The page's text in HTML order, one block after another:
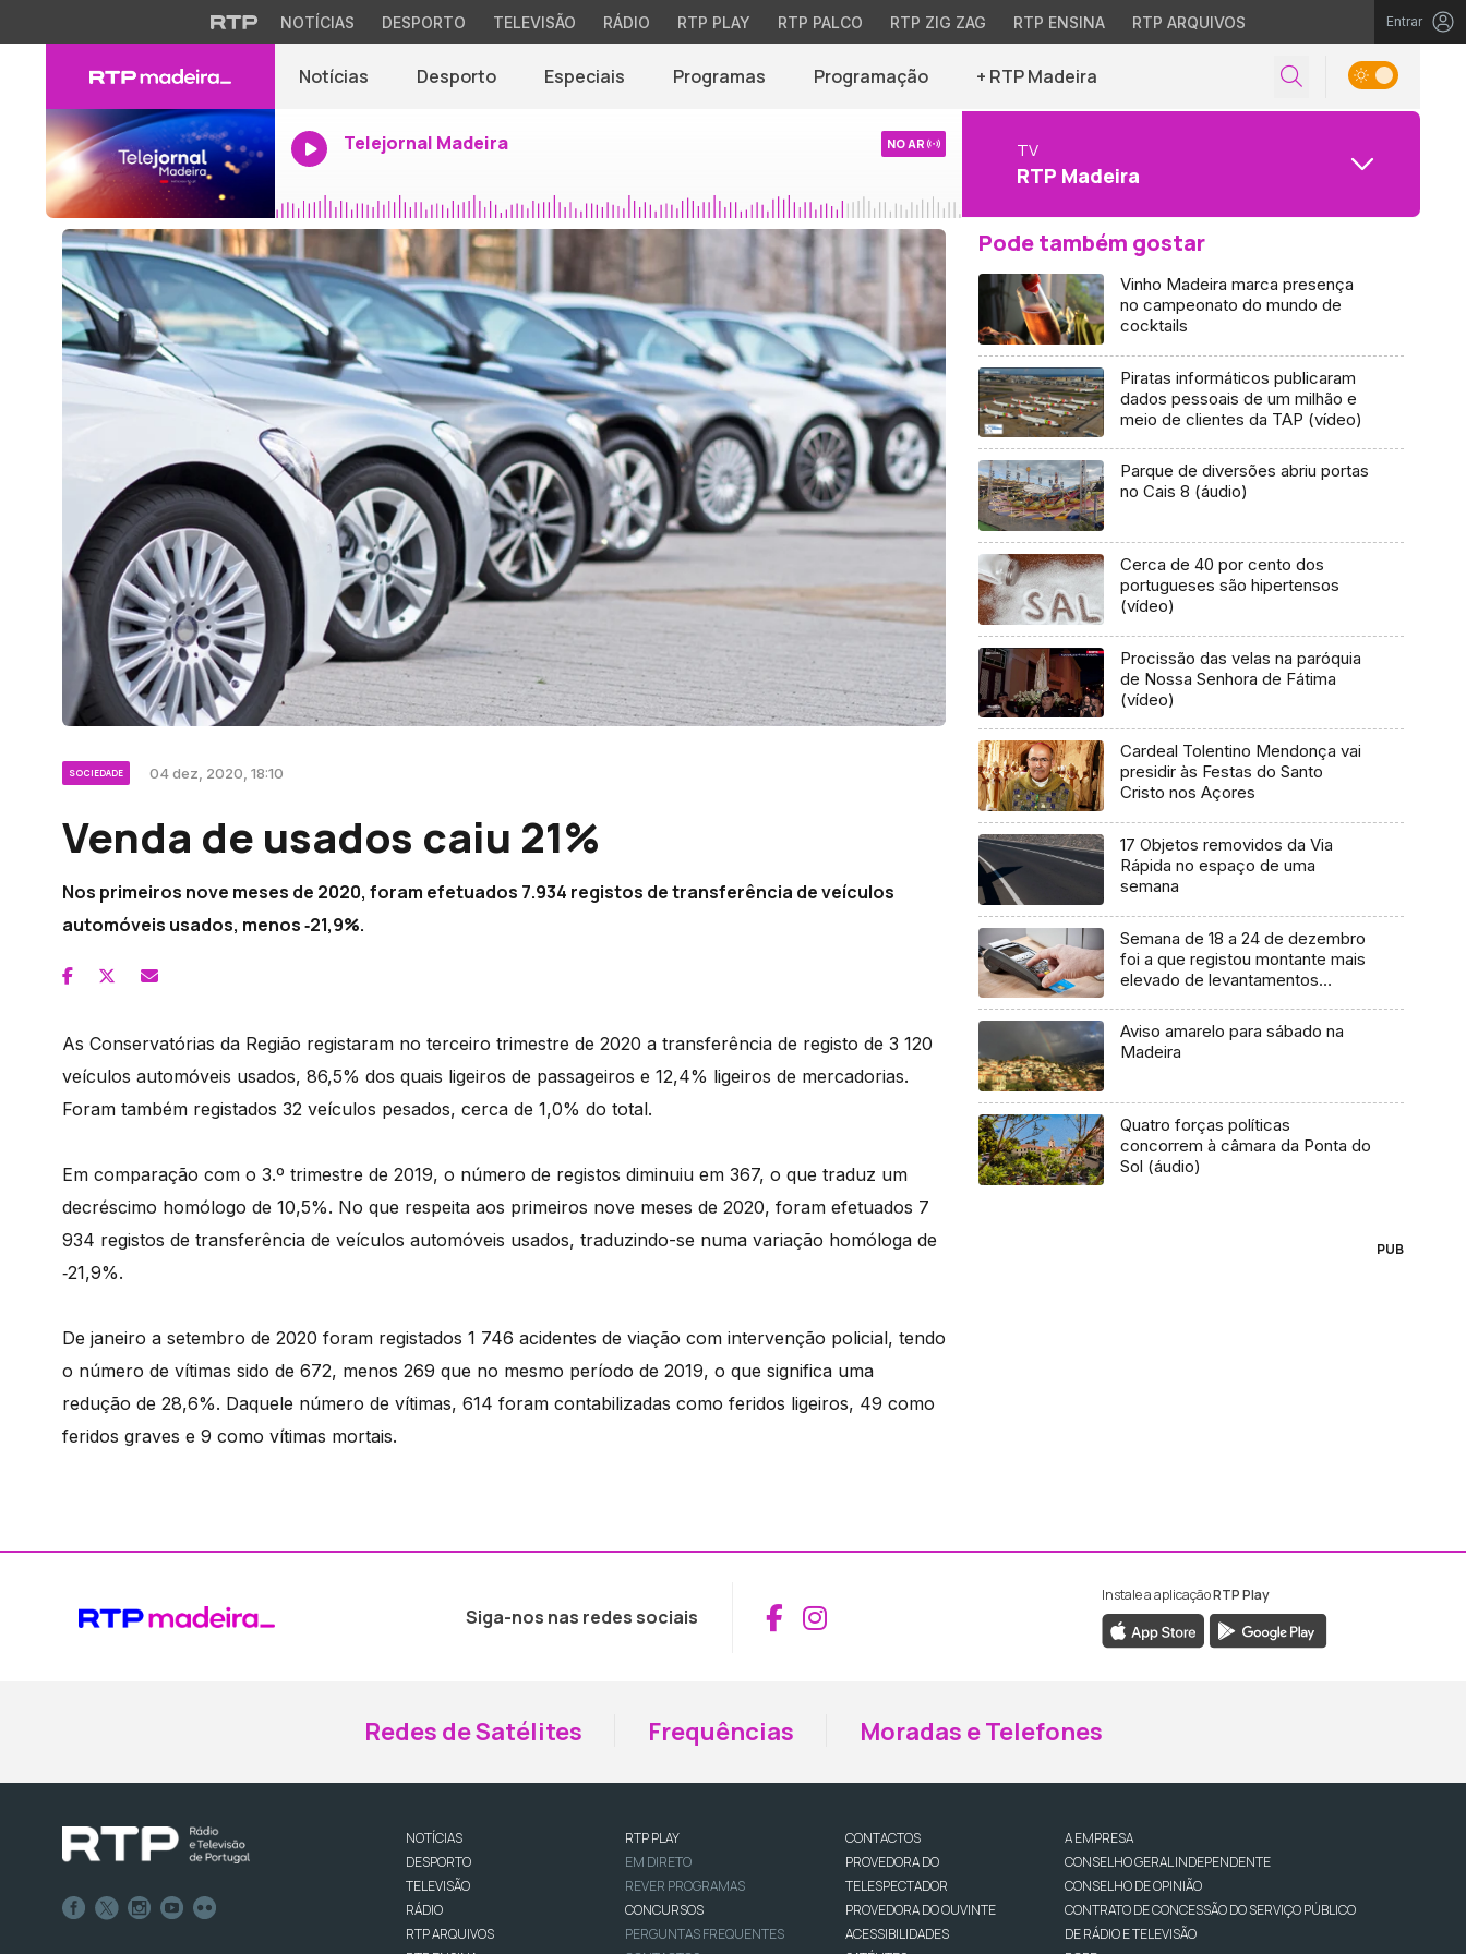
NOTÍCIAS DESPORTO TELEVISÃO RÁDIO RTP PLAY RTP PALCO RTP ZIG ZAG RTP ENSINA RTP ARQUIVOS Entrar
Notícias Desporto Especiais Programas Programação + RTP Madeira
Telejornal Madeira NO AR TV
RTP Madeira
SOCIEDADE 04 dez, 2020, 18:10
Venda de usados caiu 21%
Nos primeiros nove meses de 2020, foram efetuados 7.934 registos de transferência de veículos
automóveis usados, menos ‑21,9%.
As Conservatórias da Região registaram no terceiro trimestre de 2020 a transferência de registo de 3 120
veículos automóveis usados, 86,5% dos quais ligeiros de passageiros e 12,4% ligeiros de mercadorias.
Foram também registados 32 veículos pesados, cerca de 1,0% do total.
Em comparação com o 3.º trimestre de 2019, o número de registos diminuiu em 367, o que traduz um
decréscimo homólogo de 10,5%. No que respeita aos primeiros nove meses de 2020, foram efetuados 7
934 registos de transferência de veículos automóveis usados, traduzindo-se numa variação homóloga de
‑21,9%.
De janeiro a setembro de 2020 foram registados 1 746 acidentes de viação com intervenção policial, tendo
o número de vítimas sido de 672, menos 269 que no mesmo período de 2019, o que significa uma
redução de 28,6%. Daquele número de vítimas, 614 foram contabilizadas como feridos ligeiros, 49 como
feridos graves e 9 como vítimas mortais.
Pode também gostar
Vinho Madeira marca presença
no campeonato do mundo de
cocktails
Piratas informáticos publicaram
dados pessoais de um milhão e
meio de clientes da TAP (vídeo)
Parque de diversões abriu portas
no Cais 8 (áudio)
Cerca de 40 por cento dos
portugueses são hipertensos
(vídeo)
Procissão das velas na paróquia
de Nossa Senhora de Fátima
(vídeo)
Cardeal Tolentino Mendonça vai
presidir às Festas do Santo
Cristo nos Açores
17 Objetos removidos da Via
Rápida no espaço de uma
semana
Semana de 18 a 24 de dezembro
foi a que registou montante mais
elevado de levantamentos
de TPA
Aviso amarelo para sábado na
Madeira
Quatro forças políticas
concorrem à câmara da Ponta do
Sol (áudio)
PUB
Siga-nos nas redes sociais Aceder ao Facebook da RTP Madeira
Aceder ao Instagram da RTP Madeira
Instale a aplicaçãoRTP Play
Redes de Satélites Frequências Moradas e Telefones
NOTÍCIAS
DESPORTO
TELEVISÃO
RÁDIO
RTP ARQUIVOS
RTP PLAY
EM DIRETO
REVER PROGRAMAS
CONCURSOS
PERGUNTAS FREQUENTES
CONTACTOS
PROVEDORA DO
TELESPECTADOR
PROVEDORA DO OUVINTE
ACESSIBILIDADES
A EMPRESA
CONSELHO GERAL INDEPENDENTE
CONSELHO DE OPINIÃO
CONTRATO DE CONCESSÃO DO SERVIÇO PÚBLICO
DE RÁDIO E TELEVISÃO